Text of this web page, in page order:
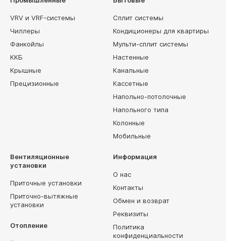
VRV и VRF-системы
Чиллеры
Фанкойлы
ККБ
Крышные
Прецизионные
Сплит системы
Кондиционеры для квартиры
Мульти-сплит системы
Настенные
Канальные
Кассетные
Напольно-потолочные
Напольного типа
Колонные
Мобильные
Вентиляционные
установки
Приточные установки
Приточно-вытяжные
установки
Отопление
Информация
О нас
Контакты
Обмен и возврат
Реквизиты
Политика
конфиденциальности